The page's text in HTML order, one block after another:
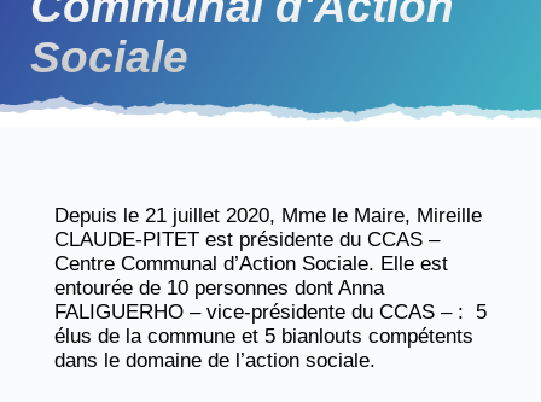
Sociale
Depuis le 21 juillet 2020, Mme le Maire, Mireille
CLAUDE-PITET est présidente du CCAS –
Centre Communal d’Action Sociale. Elle est
entourée de 10 personnes dont Anna
FALIGUERHO – vice-présidente du CCAS – : 5
élus de la commune et 5 bianlouts compétents
dans le domaine de l’action sociale.